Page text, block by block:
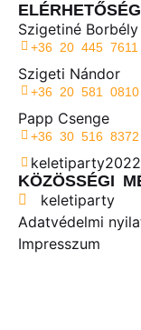
ELÉRHETŐSÉG
Szigetiné
+36 20 445 7611
Szigeti Nándor
+36 20 581 0810
Papp Csenge
+36 30 516 8372
KÖZÖSSÉGI
keletiparty
Adatvédelmi
Impresszum